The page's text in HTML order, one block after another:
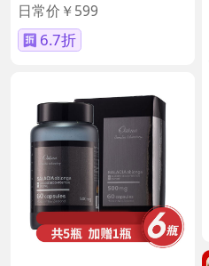
日常价￥599
6.7折